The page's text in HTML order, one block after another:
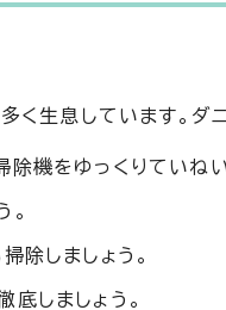
生息しています。ダ
機をゆっくりていねい
。
除しましょう。
しましょう。